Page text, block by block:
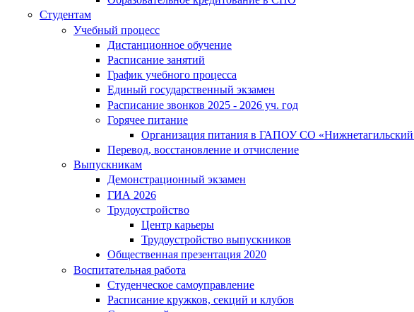
Студентам
Учебный процесс
Дистанционное обучение
Расписание занятий
График учебного процесса
Единый государственный экзамен
Расписание звонков 2025 - 2026 уч. год
Горячее питание
Организация питания в ГАПОУ СО «Нижнетагильский
Перевод, восстановление и отчисление
Выпускникам
Демонстрационный экзамен
ГИА 2026
Трудоустройство
Центр карьеры
Трудоустройство выпускников
Общественная презентация 2020
Воспитательная работа
Студенческое самоуправление
Расписание кружков, секций и клубов